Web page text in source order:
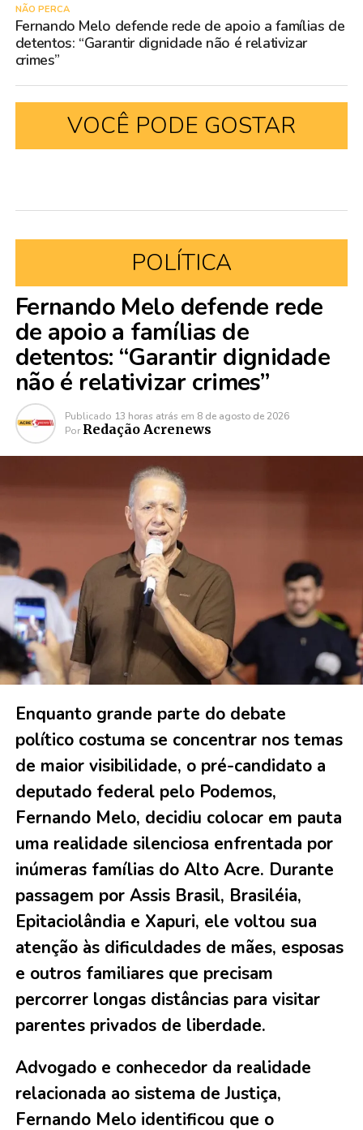
NÃO PERCA
Fernando Melo defende rede de apoio a famílias de
detentos: “Garantir dignidade não é relativizar
crimes”
VOCÊ PODE GOSTAR
POLÍTICA
Fernando Melo defende rede
de apoio a famílias de
detentos: “Garantir dignidade
não é relativizar crimes”
Publicado 13 horas atrás em 8 de agosto de 2026
Por Redação Acrenews
Enquanto grande parte do debate
político costuma se concentrar nos temas
de maior visibilidade, o pré-candidato a
deputado federal pelo Podemos,
Fernando Melo, decidiu colocar em pauta
uma realidade silenciosa enfrentada por
inúmeras famílias do Alto Acre. Durante
passagem por Assis Brasil, Brasiléia,
Epitaciolândia e Xapuri, ele voltou sua
atenção às dificuldades de mães, esposas
e outros familiares que precisam
percorrer longas distâncias para visitar
parentes privados de liberdade.
Advogado e conhecedor da realidade
relacionada ao sistema de Justiça,
Fernando Melo identificou que o